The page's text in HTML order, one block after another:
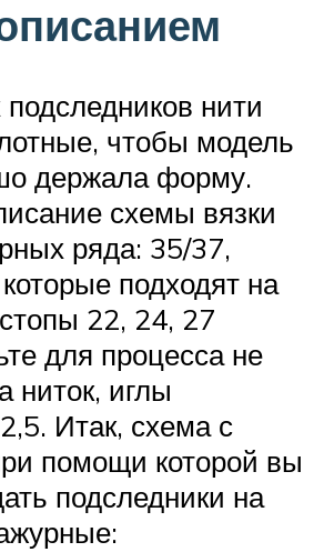
нити
чтобы модель
держала форму.
схемы вязки
ряда: 35/37,
подходят на
22, 24, 27
для процесса не
ниток, иглы
Итак, схема с
помощи которой вы
подследники на